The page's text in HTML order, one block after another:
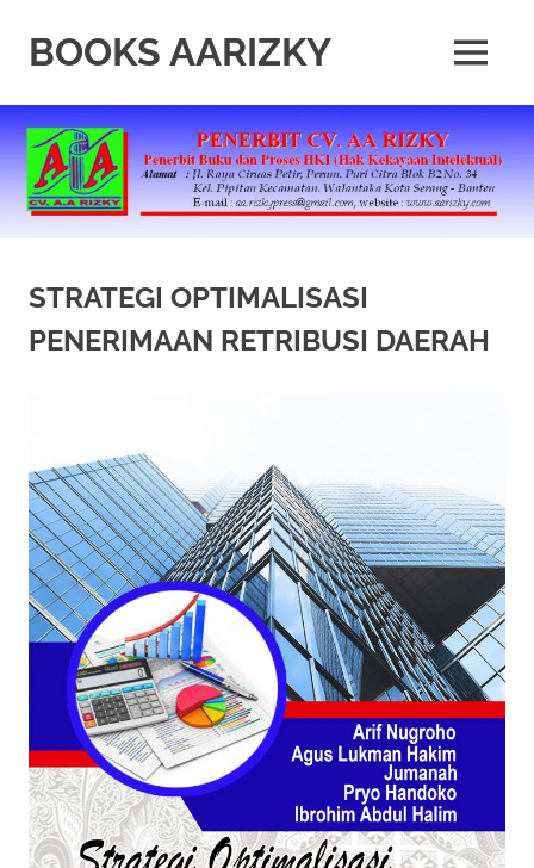
contentBOOKS AARIZKY
Buku
Berkualitas
MENU
STRATEGI OPTIMALISASI
PENERIMAAN RETRIBUSI DAERAH